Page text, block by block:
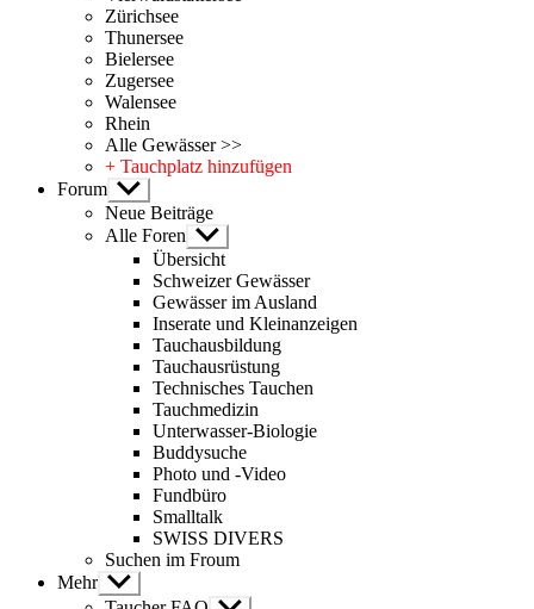
Zürichsee
Thunersee
Bielersee
Zugersee
Walensee
Rhein
Alle Gewässer >>
+ Tauchplatz hinzufügen
Forum Untermenü
anzeigen
Neue Beiträge
Alle Foren Untermenü
anzeigen
Übersicht
Schweizer Gewässer
Gewässer im Ausland
Inserate und Kleinanzeigen
Tauchausbildung
Tauchausrüstung
Technisches Tauchen
Tauchmedizin
Unterwasser-Biologie
Buddysuche
Photo und -Video
Fundbüro
Smalltalk
SWISS DIVERS
Suchen im Froum
Mehr Untermenü
anzeigen